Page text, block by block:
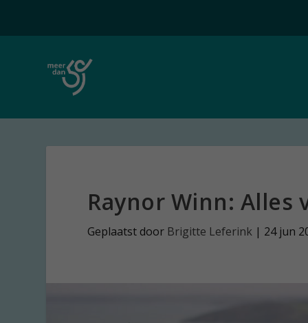
Raynor Winn: Alles
Geplaatst door Brigitte Leferink | 24 jun